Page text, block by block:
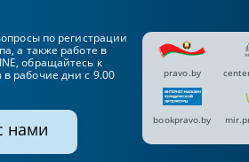
по регистрации
а также работе в
обращайтесь к
рабочие дни с 9.00
нами
pravo.by
bookpravo.by